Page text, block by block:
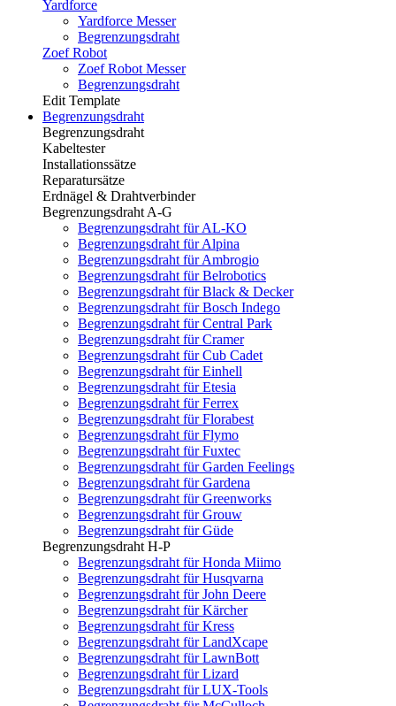
Yardforce
Yardforce Messer
Begrenzungsdraht
Zoef Robot
Zoef Robot Messer
Begrenzungsdraht
Edit Template
Begrenzungsdraht
Begrenzungsdraht
Kabeltester
Installationssätze
Reparatursätze
Erdnägel & Drahtverbinder
Begrenzungsdraht A-G
Begrenzungsdraht für AL-KO
Begrenzungsdraht für Alpina
Begrenzungsdraht für Ambrogio
Begrenzungsdraht für Belrobotics
Begrenzungsdraht für Black & Decker
Begrenzungsdraht für Bosch Indego
Begrenzungsdraht für Central Park
Begrenzungsdraht für Cramer
Begrenzungsdraht für Cub Cadet
Begrenzungsdraht für Einhell
Begrenzungsdraht für Etesia
Begrenzungsdraht für Ferrex
Begrenzungsdraht für Florabest
Begrenzungsdraht für Flymo
Begrenzungsdraht für Fuxtec
Begrenzungsdraht für Garden Feelings
Begrenzungsdraht für Gardena
Begrenzungsdraht für Greenworks
Begrenzungsdraht für Grouw
Begrenzungsdraht für Güde
Begrenzungsdraht H-P
Begrenzungsdraht für Honda Miimo
Begrenzungsdraht für Husqvarna
Begrenzungsdraht für John Deere
Begrenzungsdraht für Kärcher
Begrenzungsdraht für Kress
Begrenzungsdraht für LandXcape
Begrenzungsdraht für LawnBott
Begrenzungsdraht für Lizard
Begrenzungsdraht für LUX-Tools